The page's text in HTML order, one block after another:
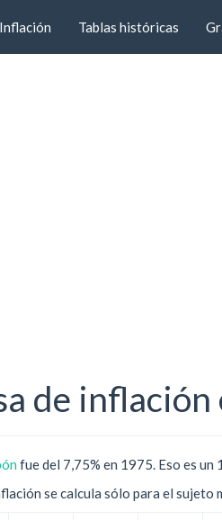
Inflación Tablas históricas
de inflación
fue del 7,75% en 1975. Eso es
se calcula sólo para el sujeto